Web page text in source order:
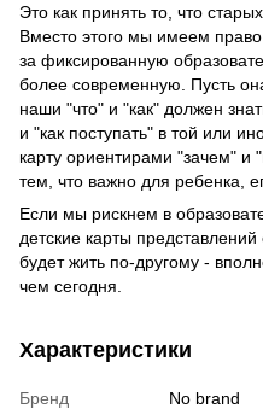
Это как принять то, что
Вместо этого мы имеем
за фиксированную
более современную. Пусть
наши "что" и "как" должен
и "как поступать" в той или
карту ориентирами "зачем" и
тем, что важно для ребенка,
Если мы рискнем в
детские карты
будет жить по-другому -
чем сегодня.
Характеристики
Бренд
No brand